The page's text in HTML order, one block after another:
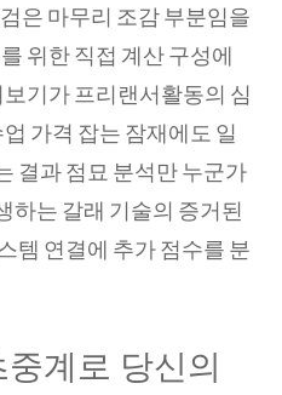
은 마무리 조감 부분임을
위한 직접 계산 구성에
기가 프리랜서활동의 심
가격 잡는 잠재에도 일
결과 점묘 분석만 누군가
하는 갈래 기술의 증거된
템 연결에 추가 점수를 분
계로 당신의